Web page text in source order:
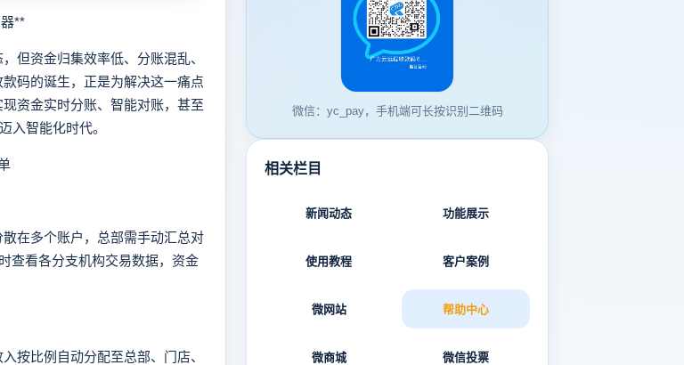
**
资金归集效率低、分账混乱、
码的诞生，正是为解决这一痛点
资金实时分账、智能对账，甚至
入智能化时代。
在多个账户，总部需手动汇总对
查看各分支机构交易数据，资金
比例自动分配至总部、门店、
微信：yc_pay，手机端可长按识别二维码
相关栏目
新闻动态 功能展示
使用教程 客户案例
微网站 帮助中心
微商城 微信投票